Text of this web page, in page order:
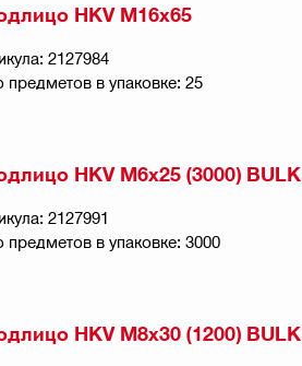
HKV M16x65
2127984
предметов в упаковке: 25
HKV M6x25 (3000) BULK
2127991
предметов в упаковке: 3000
HKV M8x30 (1200) BULK